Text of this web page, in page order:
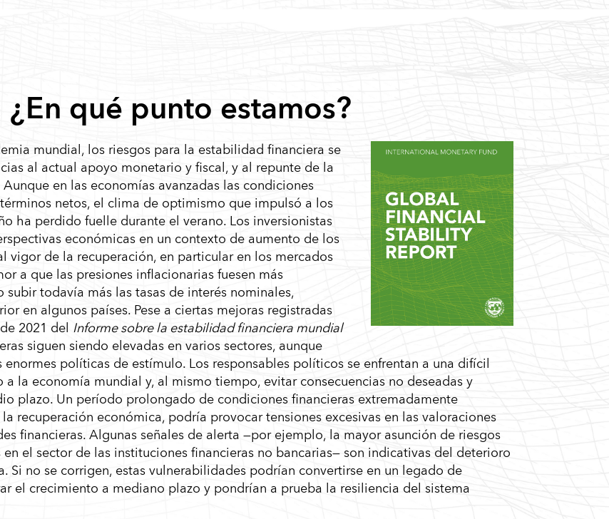
qué punto estamos?
mundial, los riesgos para la estabilidad financiera se
al actual apoyo monetario y fiscal, y al repunte de la
en las economías avanzadas las condiciones
netos, el clima de optimismo que impulsó a los
ha perdido fuelle durante el verano. Los inversionistas
económicas en un contexto de aumento de los
de la recuperación, en particular en los mercados
a que las presiones inflacionarias fuesen más
todavía más las tasas de interés nominales,
en algunos países. Pese a ciertas mejoras registradas
2021 del Informe sobre la estabilidad financiera mundial
siguen siendo elevadas en varios sectores, aunque
políticas de estímulo. Los responsables políticos se enfrentan a una difícil
la economía mundial y, al mismo tiempo, evitar consecuencias no deseadas y
plazo. Un período prolongado de condiciones financieras extremadamente
recuperación económica, podría provocar tensiones excesivas en las valoraciones
financieras. Algunas señales de alerta —por ejemplo, la mayor asunción de riesgos
el sector de las instituciones financieras no bancarias— son indicativas del deterioro
no se corrigen, estas vulnerabilidades podrían convertirse en un legado de
el crecimiento a mediano plazo y pondrían a prueba la resiliencia del sistema